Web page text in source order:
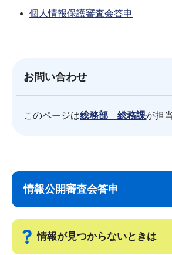
個人情報保護審査会答申
お問い合わせ
このページは総務部 総務課が担
こ
で
情報公開審査会答申
情報が見つからないときは